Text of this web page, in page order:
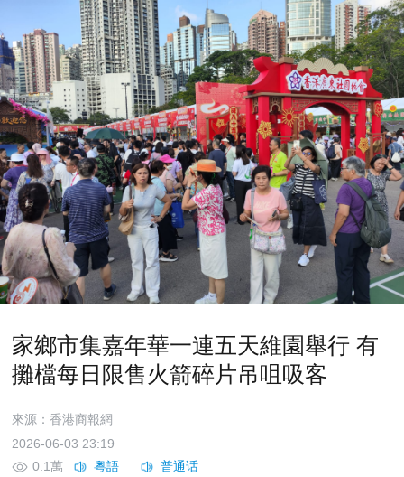
家鄉市集嘉年華一連五天維園舉行 有
攤檔每日限售火箭碎片吊咀吸客
來源：香港商報網
2026-06-03 23:19
0.1萬